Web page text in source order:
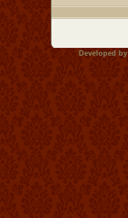
Developed by